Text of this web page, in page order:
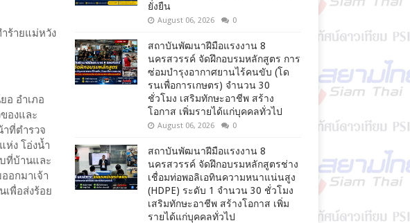
ร้ายแม่หวัง
อ อำเภอ
องและ
ที่ตำรวจ
ห่ง โอ่งน้ำ
ที่บ้านและ
อกมาเจ้า
พื่อส่งร้อย
ยั่งยืน
August 06, 2026 0
สถาบันพัฒนาฝีมือแรงงาน 8
นครสวรรค์ จัดฝึกอบรมหลักสูตร การ
ซ่อมบำรุงอากาศยานไร้คนขับ (โด
รนเพื่อการเกษตร) จำนวน 30
ชั่วโมง เสริมทักษะอาชีพ สร้าง
โอกาส เพิ่มรายได้แก่บุคคลทั่วไป
August 06, 2026 0
สถาบันพัฒนาฝีมือแรงงาน 8
นครสวรรค์ จัดฝึกอบรมหลักสูตรช่าง
เชื่อมท่อพอลิเอทินความหนาแน่นสูง
(HDPE) ระดับ 1 จำนวน 30 ชั่วโมง
เสริมทักษะอาชีพ สร้างโอกาส เพิ่ม
รายได้แก่บุคคลทั่วไป